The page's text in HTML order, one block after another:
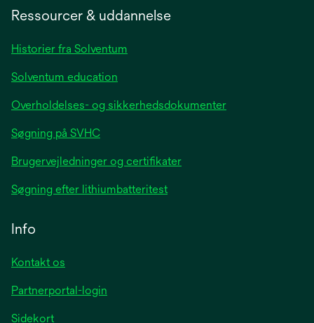
tab
Ressourcer & uddannelse
Historier fra Solventum
Solventum education
Overholdelses- og sikkerhedsdokumenter
Søgning på SVHC
Brugervejledninger og certifikater
Søgning efter lithiumbatteritest
Info
Kontakt os
Partnerportal-login
Sidekort